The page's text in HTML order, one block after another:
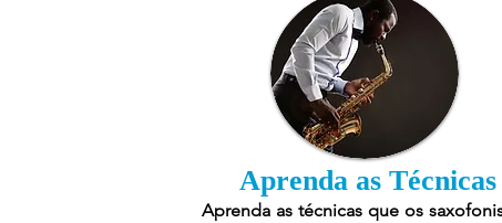
Aprenda as Técnicas
Aprenda as técnicas que os